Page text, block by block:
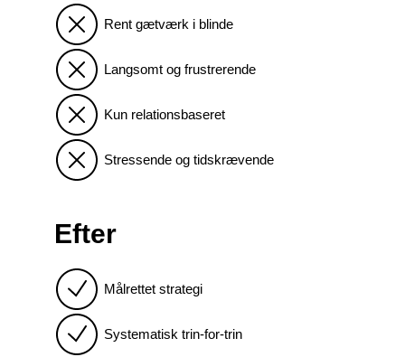
Rent gætværk i blinde
Langsomt og frustrerende
Kun relationsbaseret
Stressende og tidskrævende
Efter
Målrettet strategi
Systematisk trin-for-trin